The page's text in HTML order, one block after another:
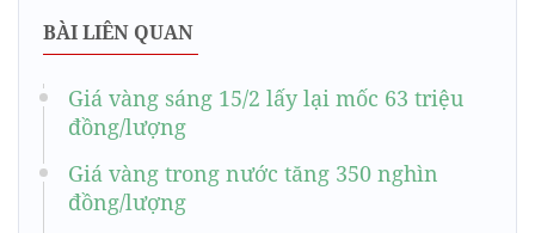
BÀI LIÊN QUAN
Giá vàng sáng 15/2 lấy lại mốc 63 triệu
đồng/lượng
Giá vàng trong nước tăng 350 nghìn
đồng/lượng